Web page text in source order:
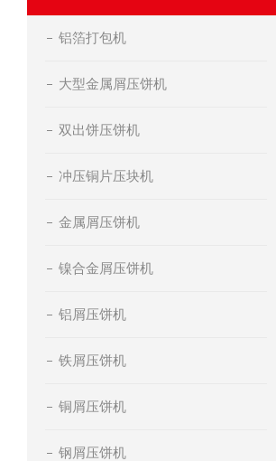
铝箔打包机
大型金属屑压饼机
双出饼压饼机
冲压铜片压块机
金属屑压饼机
镍合金屑压饼机
铝屑压饼机
铁屑压饼机
铜屑压饼机
钢屑压饼机